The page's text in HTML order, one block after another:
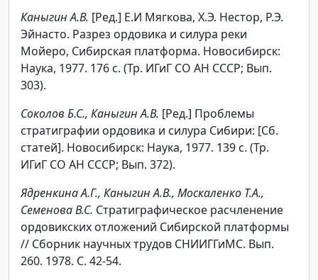
Каныгин А.В. [Ред.] Е.И Мягкова, Х.Э. Нестор, Р.Э.
Эйнасто. Разрез ордовика и силура реки
Мойеро, Сибирская платформа. Новосибирск:
Наука, 1977. 176 с. (Тр. ИГиГ СО АН СССР; Вып.
303).
Соколов Б.С., Каныгин А.В. [Ред.] Проблемы
стратиграфии ордовика и силура Сибири: [Сб.
статей]. Новосибирск: Наука, 1977. 139 с. (Тр.
ИГиГ СО АН СССР; Вып. 372).
Ядренкина А.Г., Каныгин А.В., Москаленко Т.А.,
Семенова В.С. Стратиграфическое расчленение
ордовикских отложений Сибирской платформы
// Сборник научных трудов СНИИГГиМС. Вып.
260. 1978. С. 42-54.